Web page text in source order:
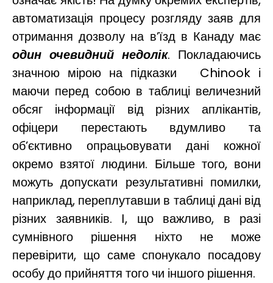
автоматизація процесу розгляду заяв для
отримання дозволу на в’їзд в Канаду має
один очевидний недолік. Покладаючись
значною мірою на підказки Chinook і
маючи перед собою в таблиці величезний
обсяг інформації від різних аплікантів,
офіцери перестають вдумливо та
об’єктивно опрацьовувати дані кожної
окремо взятої людини. Більше того, вони
можуть допускати результативні помилки,
наприклад, переплутавши в таблиці дані від
різних заявників. І, що важливо, в разі
сумнівного рішення ніхто не може
перевірити, що саме спонукало посадову
особу до прийняття того чи іншого рішення.